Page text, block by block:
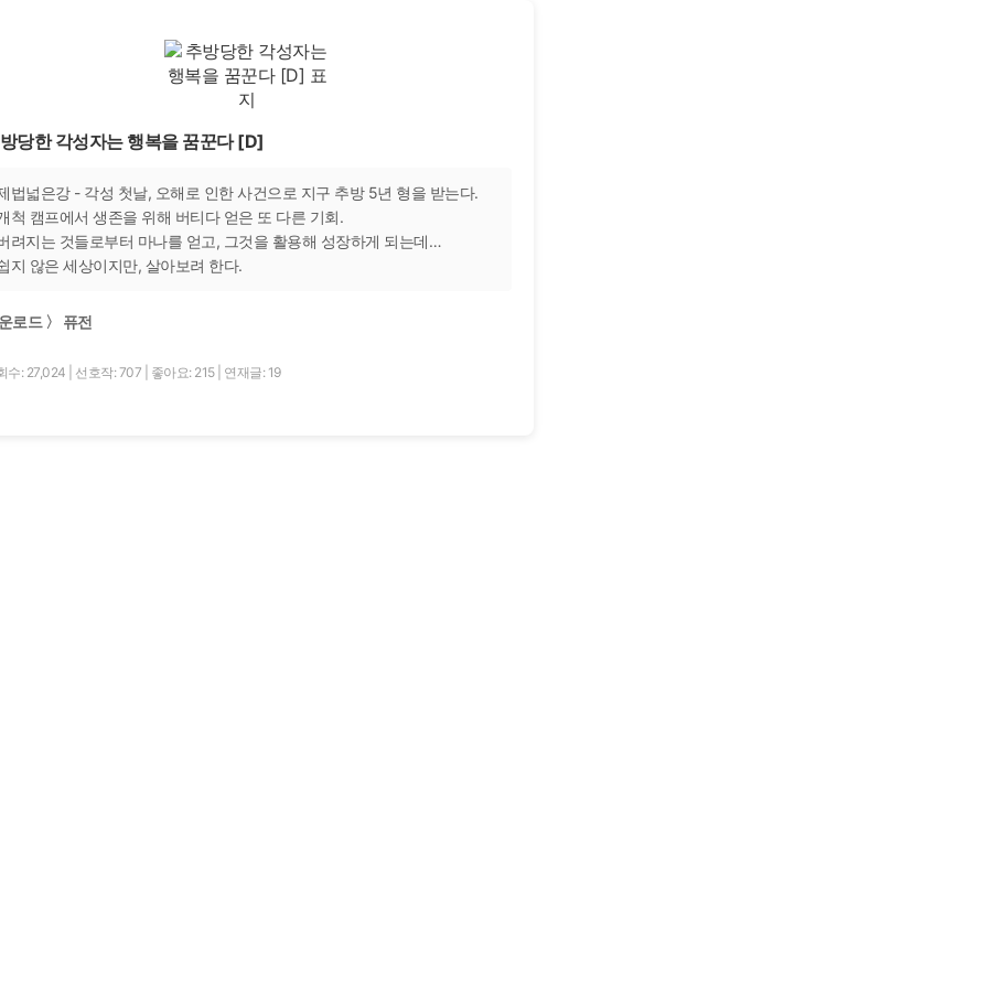
당한 각성자는 행복을 꿈꾼다 [D]
법넓은강 - 각성 첫날, 오해로 인한 사건으로 지구 추방 5년 형을 받는다.
척 캠프에서 생존을 위해 버티다 얻은 또 다른 기회.
려지는 것들로부터 마나를 얻고, 그것을 활용해 성장하게 되는데…
지 않은 세상이지만, 살아보려 한다.
로드 〉 퓨전
수: 27,024 선호작: 707 좋아요: 215 연재글: 19